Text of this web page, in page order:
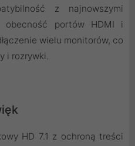
z najnowszymi
obecność portów HDMI i
wielu monitorów, co
i rozrywki.
HD 7.1 z ochroną treści